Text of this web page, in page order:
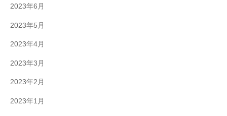
2023年6月
2023年5月
2023年4月
2023年3月
2023年2月
2023年1月